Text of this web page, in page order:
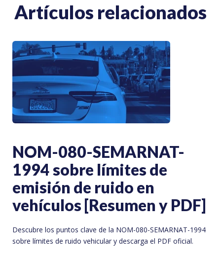
Artículos relacionados
NOM-080-SEMARNAT-
1994 sobre límites de
emisión de ruido en
vehículos [Resumen y PDF]
Descubre los puntos clave de la NOM-080-SEMARNAT-1994
sobre límites de ruido vehicular y descarga el PDF oficial.